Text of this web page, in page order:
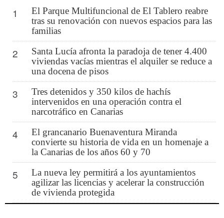
1
El Parque Multifuncional de El Tablero reabre
tras su renovación con nuevos espacios para las
familias
2
Santa Lucía afronta la paradoja de tener 4.400
viviendas vacías mientras el alquiler se reduce a
una docena de pisos
3
Tres detenidos y 350 kilos de hachís
intervenidos en una operación contra el
narcotráfico en Canarias
4
El grancanario Buenaventura Miranda
convierte su historia de vida en un homenaje a
la Canarias de los años 60 y 70
5
La nueva ley permitirá a los ayuntamientos
agilizar las licencias y acelerar la construcción
de vivienda protegida